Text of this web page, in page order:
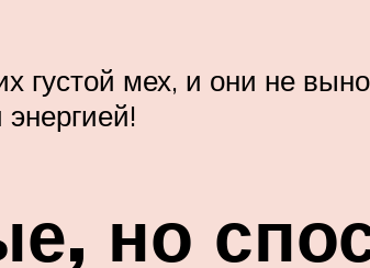
густой мех, и они не
но